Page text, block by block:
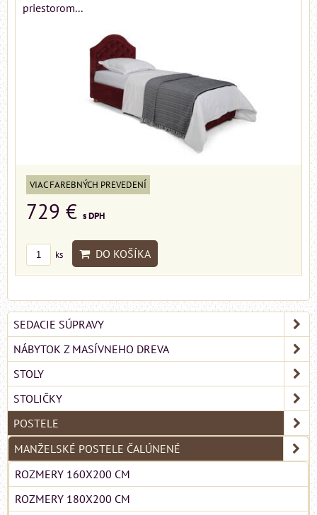
priestorom...
VIAC FAREBNÝCH PREVEDENÍ
729 € s DPH
ks DO KOŠÍKA
SEDACIE SÚPRAVY
NÁBYTOK Z MASÍVNEHO DREVA
STOLY
STOLIČKY
POSTELE
MANŽELSKÉ POSTELE ČALÚNENÉ
ROZMERY 160X200 CM
ROZMERY 180X200 CM